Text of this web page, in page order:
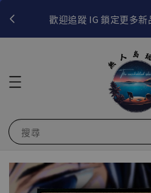
歡迎追蹤 IG 鎖定更多新
搜尋